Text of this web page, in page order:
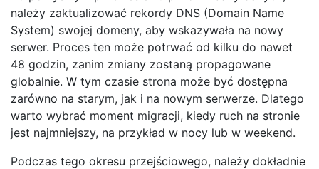
należy zaktualizować rekordy DNS (Domain Name
System) swojej domeny, aby wskazywała na nowy
serwer. Proces ten może potrwać od kilku do nawet
48 godzin, zanim zmiany zostaną propagowane
globalnie. W tym czasie strona może być dostępna
zarówno na starym, jak i na nowym serwerze. Dlatego
warto wybrać moment migracji, kiedy ruch na stronie
jest najmniejszy, na przykład w nocy lub w weekend.
Podczas tego okresu przejściowego, należy dokładnie